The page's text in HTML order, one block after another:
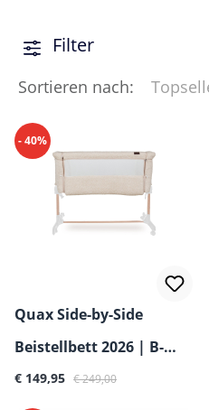
Filter
Sortieren nach:
- 40%
Quax Side-by-Side
Beistellbett 2026 | B-
Ware
Verkaufspreis:
€ 149,95 Regulärer Preis:
€ 249,00